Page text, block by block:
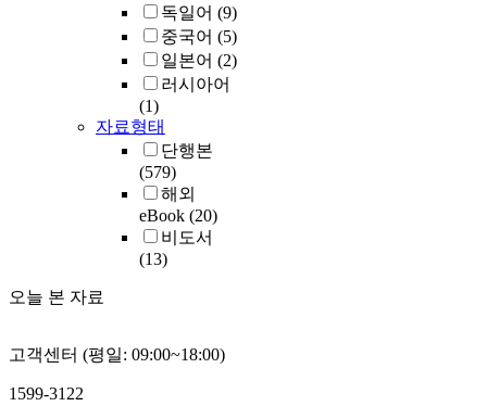
독일어 (9)
중국어 (5)
일본어 (2)
러시아어
(1)
자료형태
단행본
(579)
해외
eBook (20)
비도서
(13)
오늘 본 자료
고객센터 (평일: 09:00~18:00)
1599-3122